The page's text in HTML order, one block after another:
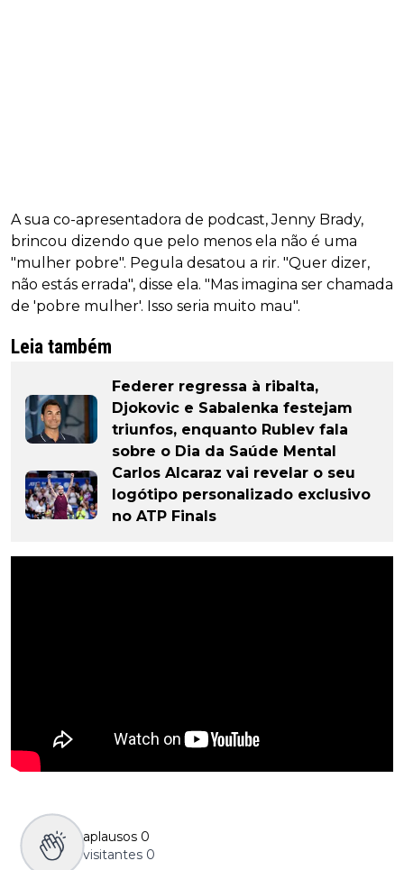
A sua co-apresentadora de podcast, Jenny Brady,
brincou dizendo que pelo menos ela não é uma
"mulher pobre". Pegula desatou a rir. "Quer dizer,
não estás errada", disse ela. "Mas imagina ser chamada
de 'pobre mulher'. Isso seria muito mau".
Leia também
Federer regressa à ribalta,
Djokovic e Sabalenka festejam
triunfos, enquanto Rublev fala
sobre o Dia da Saúde Mental
Carlos Alcaraz vai revelar o seu
logótipo personalizado exclusivo
no ATP Finals
aplausos 0
visitantes 0